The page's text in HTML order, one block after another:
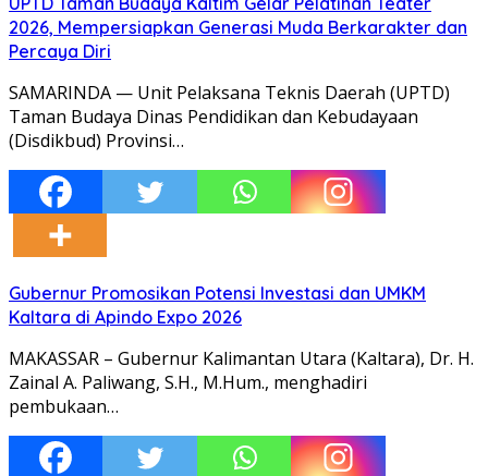
2026, Mempersiapkan Generasi Muda Berkarakter dan
Percaya Diri
SAMARINDA — Unit Pelaksana Teknis Daerah (UPTD)
Taman Budaya Dinas Pendidikan dan Kebudayaan
(Disdikbud) Provinsi…
Gubernur Promosikan Potensi Investasi dan UMKM
Kaltara di Apindo Expo 2026
MAKASSAR – Gubernur Kalimantan Utara (Kaltara), Dr. H.
Zainal A. Paliwang, S.H., M.Hum., menghadiri
pembukaan…